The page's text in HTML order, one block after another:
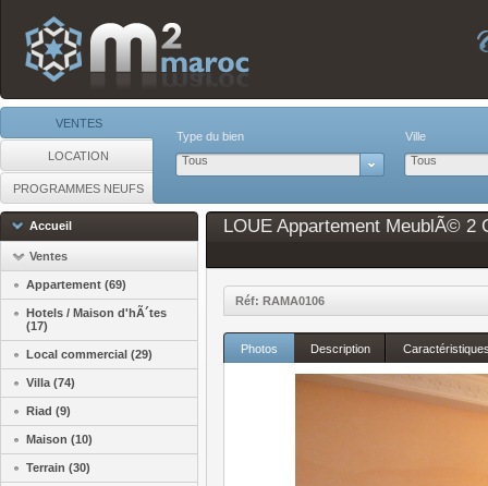
VENTES
LOCATION
PROGRAMMES NEUFS
Type du bien
Tous
Ville
Tous
Accueil
Ventes
Appartement (69)
Hotels / Maison d'hÃ´tes
(17)
Local commercial (29)
Villa (74)
Riad (9)
Maison (10)
Terrain (30)
LOUE Appartement MeublÃ© 2
Réf: RAMA0106
Photos Description